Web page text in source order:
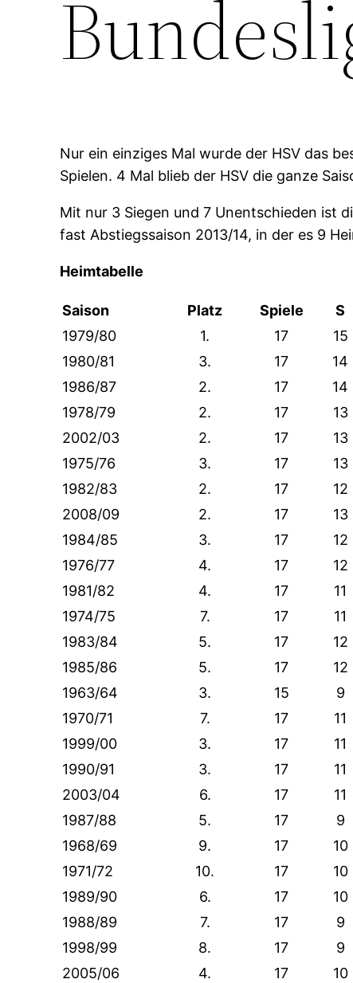
Nur ein einziges Mal wurde der HSV das
Spielen. 4 Mal blieb der HSV die ganze
Mit nur 3 Siegen und 7 Unentschieden ist
fast Abstiegssaison 2013/14, in der es 9
Heimtabelle
Saison Platz Spiele S
1979/80
1. 17 15
1980/81
3. 17 14
1986/87
2. 17 14
1978/79
2. 17 13
2002/03
2. 17 13
1975/76
3. 17 13
1982/83
2. 17 12
2008/09
2. 17 13
1984/85
3. 17 12
1976/77
4. 17 12
1981/82
4. 17 11
1974/75
7. 17 11
1983/84
5. 17 12
1985/86
5. 17 12
1963/64
3. 15 9
1970/71
7. 17 11
1999/00
3. 17 11
1990/91
3. 17 11
2003/04
6. 17 11
1987/88
5. 17 9
1968/69
9. 17 10
1971/72
10. 17 10
1989/90
6. 17 10
1988/89
7. 17 9
1998/99
8. 17 9
2005/06
4. 17 10